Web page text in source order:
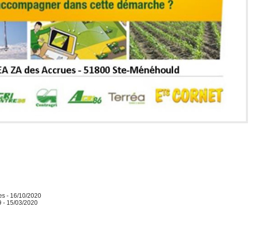
- 16/10/2020
- 15/03/2020